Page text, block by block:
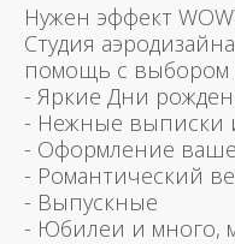
Нужен эффект
Студия
помощь с выбором
- Яркие Дни
- Нежные выписки
- Оформление
- Романтический
- Выпускные
- Юбилеи и много,